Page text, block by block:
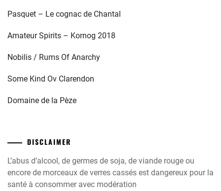
Pasquet – Le cognac de Chantal
Amateur Spirits – Kornog 2018
Nobilis / Rums Of Anarchy
Some Kind Ov Clarendon
Domaine de la Pèze
DISCLAIMER
L’abus d’alcool, de germes de soja, de viande rouge ou
encore de morceaux de verres cassés est dangereux pour la
santé à consommer avec modération